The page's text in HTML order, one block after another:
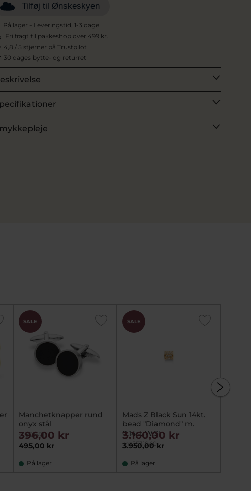
Tilføj til Ønskeskyen
På lager - Leveringstid, 1-3 dage
Fri fragt til pakkeshop over 499 kr.
4,8 / 5 stjerner på Trustpilot
30 dages bytte- og returret
SALE
Manchetknapper rund
onyx stål
sc821671
495,00 kr
396,00 kr
På lager
SALE
Mads Z Black Sun 14kt.
bead "Diamond" m.
0,14ct W.SI
mz5531040
3.950,00 kr
3.160,00 kr
På lager